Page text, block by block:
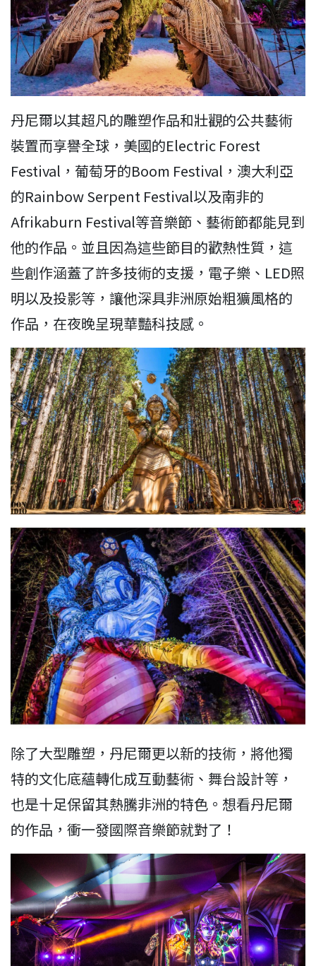
丹尼爾以其超凡的雕塑作品和壯觀的公共藝術
裝置而享譽全球，美國的Electric Forest
Festival，葡萄牙的Boom Festival，澳大利亞
的Rainbow Serpent Festival以及南非的
Afrikaburn Festival等音樂節、藝術節都能見到
他的作品。並且因為這些節目的歡熱性質，這
些創作涵蓋了許多技術的支援，電子樂、LED照
明以及投影等，讓他深具非洲原始粗獷風格的
作品，在夜晚呈現華豔科技感。
除了大型雕塑，丹尼爾更以新的技術，將他獨
特的文化底蘊轉化成互動藝術、舞台設計等，
也是十足保留其熱騰非洲的特色。想看丹尼爾
的作品，衝一發國際音樂節就對了！